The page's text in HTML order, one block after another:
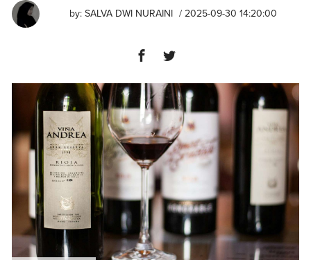
by: ⁠SALVA DWI NURAINI / 2025-09-30 14:20:00